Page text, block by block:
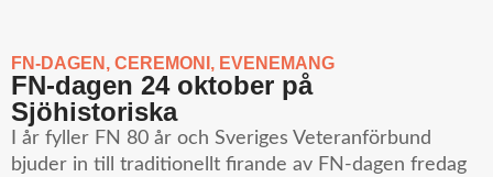
FN-DAGEN , CEREMONI , EVENEMANG
FN-dagen 24 oktober på
Sjöhistoriska
I år fyller FN 80 år och Sveriges Veteranförbund
bjuder in till traditionellt firande av FN-dagen fredag